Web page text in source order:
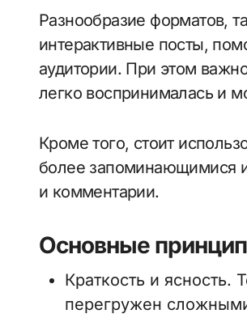
Разнообразие форматов,
интерактивные посты,
аудитории. При этом
легко воспринималась и
Кроме того, стоит
более запоминающимися и
и комментарии.
Основные
Краткость и ясность.
перегружен